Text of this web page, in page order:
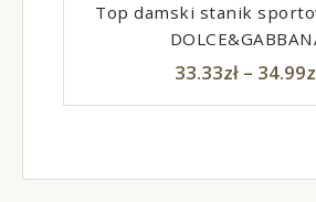
Top damski stanik
33.33zł– 34.99